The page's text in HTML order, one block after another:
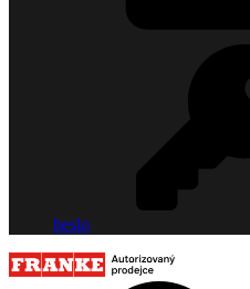
heslo